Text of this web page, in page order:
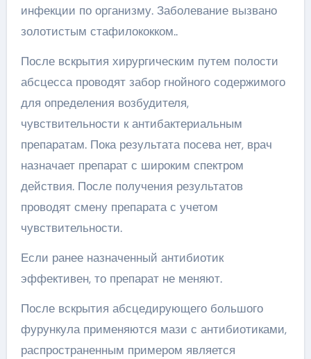
инфекции по организму. Заболевание вызвано
золотистым стафилококком..
После вскрытия хирургическим путем полости
абсцесса проводят забор гнойного содержимого
для определения возбудителя,
чувствительности к антибактериальным
препаратам. Пока результата посева нет, врач
назначает препарат с широким спектром
действия. После получения результатов
проводят смену препарата с учетом
чувствительности.
Если ранее назначенный антибиотик
эффективен, то препарат не меняют.
После вскрытия абсцедирующего большого
фурункула применяются мази с антибиотиками,
распространенным примером является